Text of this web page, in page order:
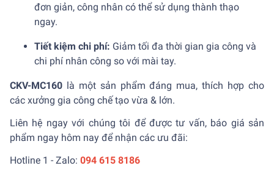
đơn giản, công nhân có thể sử dụng thành thạo
ngay.
Tiết kiệm chi phí: Giảm tối đa thời gian gia công và
chi phí nhân công so với mài tay.
CKV-MC160
là một sản phẩm đáng mua, thích hợp cho
các xưởng gia công chế tạo vừa & lớn.
Liên hệ ngay với chúng tôi để được tư vấn, báo giá sản
phẩm ngay hôm nay để nhận các ưu đãi:
Hotline 1 - Zalo: 094 615 8186